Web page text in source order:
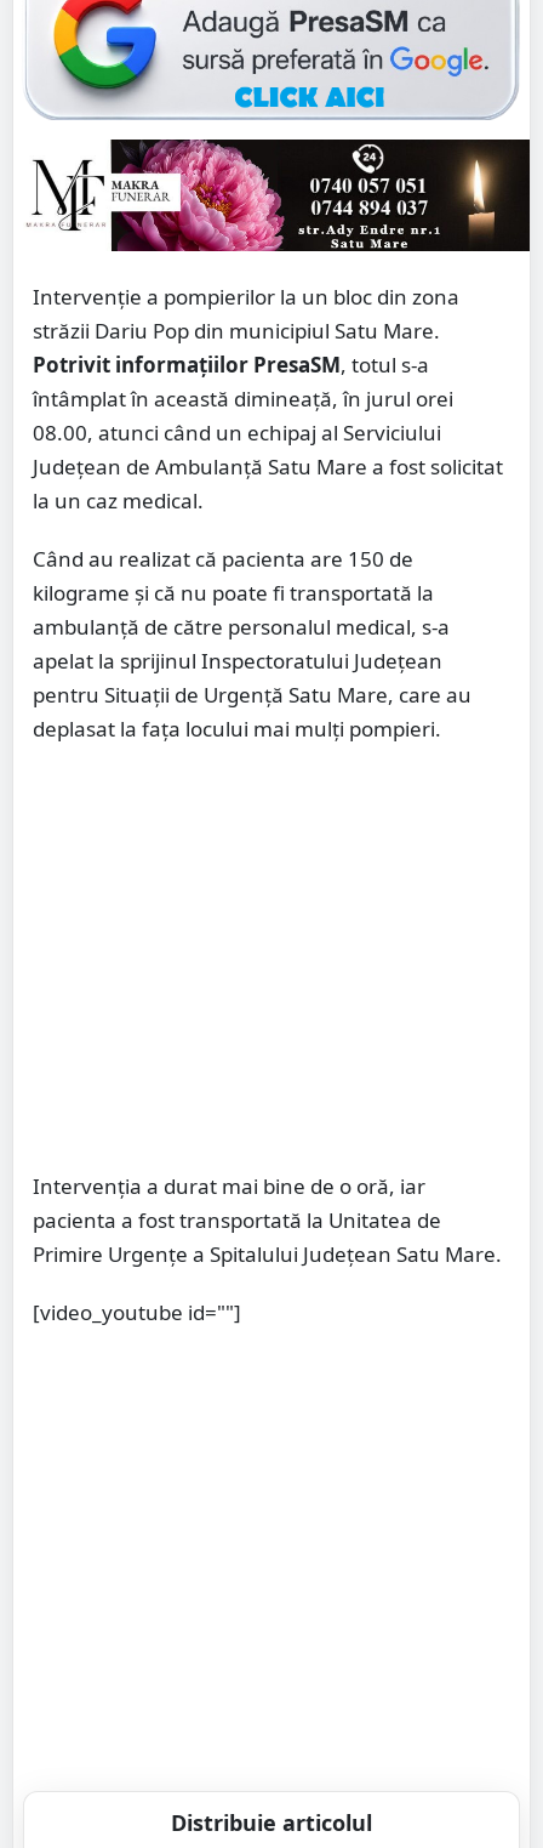
Intervenție a pompierilor la un bloc din zona
străzii Dariu Pop din municipiul Satu Mare.
Potrivit informațiilor PresaSM, totul s-a
întâmplat în această dimineață, în jurul orei
08.00, atunci când un echipaj al Serviciului
Județean de Ambulanță Satu Mare a fost solicitat
la un caz medical.
Când au realizat că pacienta are 150 de
kilograme și că nu poate fi transportată la
ambulanță de către personalul medical, s-a
apelat la sprijinul Inspectoratului Județean
pentru Situații de Urgență Satu Mare, care au
deplasat la fața locului mai mulți pompieri.
Intervenția a durat mai bine de o oră, iar
pacienta a fost transportată la Unitatea de
Primire Urgențe a Spitalului Județean Satu Mare.
[video_youtube id=""]
Distribuie articolul